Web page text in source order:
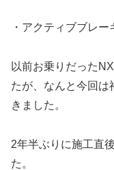
・アクティブブレー
以前お乗りだった
たが、なんと今回は
きました。
2年半ぶりに施工直
た。